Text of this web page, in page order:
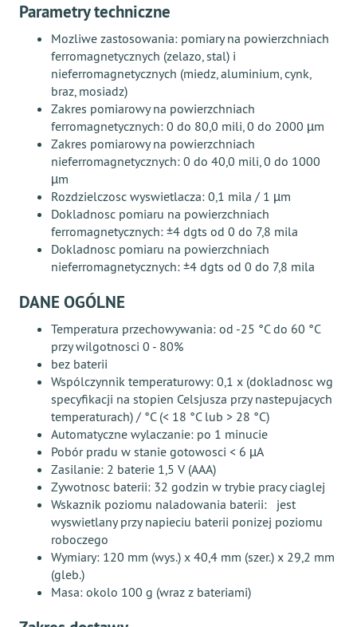
Parametry techniczne
Mozliwe zastosowania: pomiary na powierzchniach
ferromagnetycznych (zelazo, stal) i
nieferromagnetycznych (miedz, aluminium, cynk,
braz, mosiadz)
Zakres pomiarowy na powierzchniach
ferromagnetycznych: 0 do 80,0 mili, 0 do 2000 µm
Zakres pomiarowy na powierzchniach
nieferromagnetycznych: 0 do 40,0 mili, 0 do 1000
µm
Rozdzielczosc wyswietlacza: 0,1 mila / 1 µm
Dokladnosc pomiaru na powierzchniach
ferromagnetycznych: ±4 dgts od 0 do 7,8 mila
Dokladnosc pomiaru na powierzchniach
nieferromagnetycznych: ±4 dgts od 0 do 7,8 mila
DANE OGÓLNE
Temperatura przechowywania: od -25 °C do 60 °C
przy wilgotnosci 0 - 80%
bez baterii
Wspólczynnik temperaturowy: 0,1 x (dokladnosc wg
specyfikacji na stopien Celsjusza przy nastepujacych
temperaturach) / °C (< 18 °C lub > 28 °C)
Automatyczne wylaczanie: po 1 minucie
Pobór pradu w stanie gotowosci < 6 µA
Zasilanie: 2 baterie 1,5 V (AAA)
Zywotnosc baterii: 32 godzin w trybie pracy ciaglej
Wskaznik poziomu naladowania baterii: jest
wyswietlany przy napieciu baterii ponizej poziomu
roboczego
Wymiary: 120 mm (wys.) x 40,4 mm (szer.) x 29,2 mm
(gleb.)
Masa: okolo 100 g (wraz z bateriami)